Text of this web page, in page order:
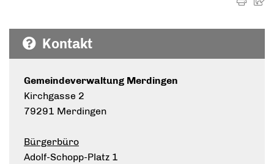
Kontakt
Gemeindeverwaltung Merdingen
Kirchgasse 2
79291 Merdingen
Bürgerbüro
Adolf-Schopp-Platz 1